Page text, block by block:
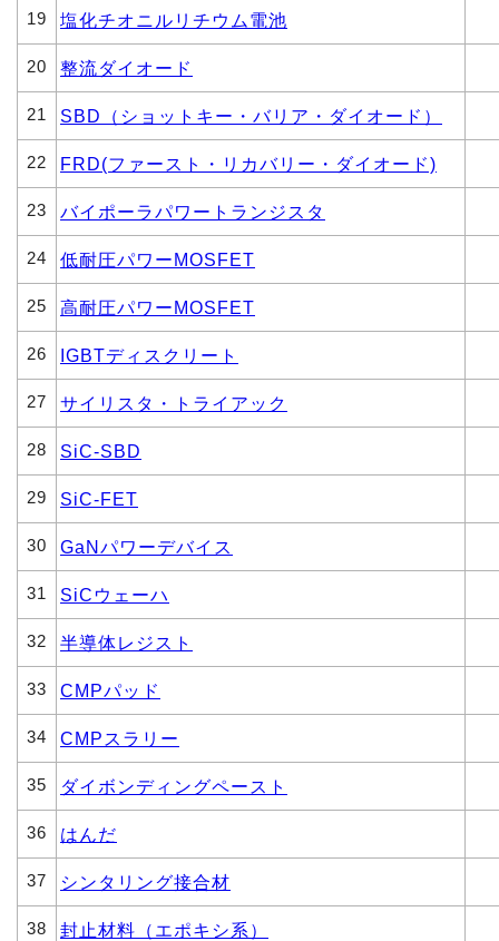
19 塩化チオニルリチウム電池
20 整流ダイオード
21 SBD（ショットキー・バリア・ダイオード）
22 FRD(ファースト・リカバリー・ダイオード)
23 バイポーラパワートランジスタ
24 低耐圧パワーMOSFET
25 高耐圧パワーMOSFET
26 IGBTディスクリート
27 サイリスタ・トライアック
28 SiC-SBD
29 SiC-FET
30 GaNパワーデバイス
31 SiCウェーハ
32 半導体レジスト
33 CMPパッド
34 CMPスラリー
35 ダイボンディングペースト
36 はんだ
37 シンタリング接合材
38 封止材料（エポキシ系）